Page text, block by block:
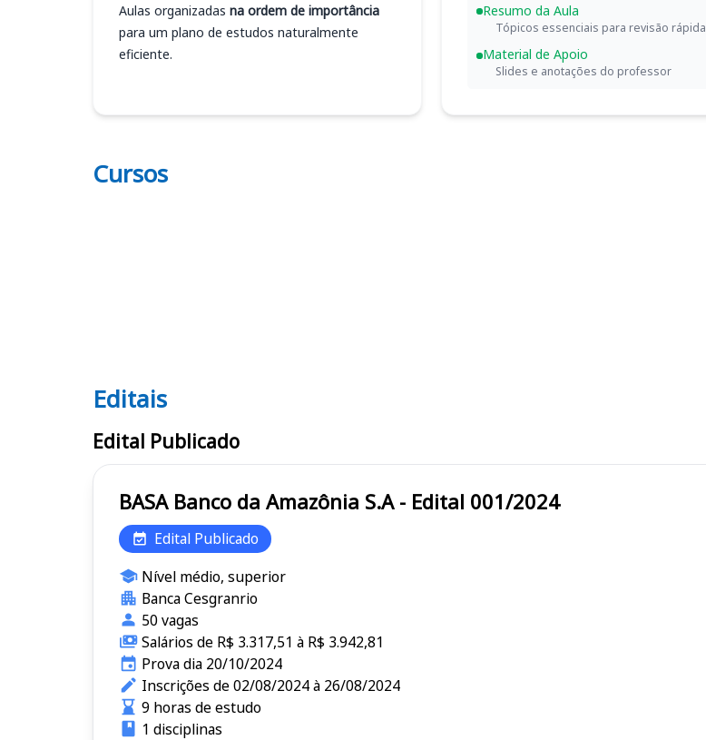
Aulas organizadas na ordem de importância
para um plano de estudos naturalmente
eficiente.
Resumo da Aula
Tópicos essenciais para revisão rápida
Material de Apoio
Slides e anotações do professor
Cursos
Editais BASA
Editais
Edital Publicado
BASA Banco da Amazônia S.A - Edital 001/2024
Edital Publicado
Nível médio, superior
Banca Cesgranrio
50 vagas
Salários de R$ 3.317,51 à R$ 3.942,81
Prova dia 20/10/2024
Inscrições de 02/08/2024 à 26/08/2024
9 horas de estudo
1 disciplinas